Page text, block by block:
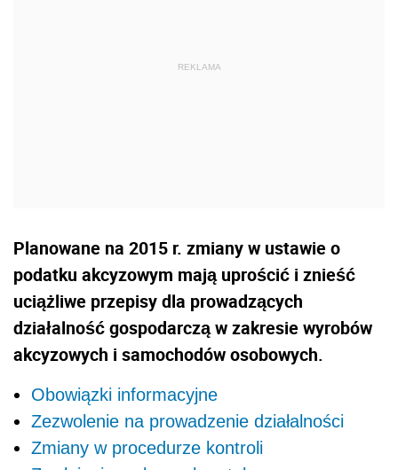
Planowane na 2015 r. zmiany w ustawie o
podatku akcyzowym mają uprościć i znieść
uciążliwe przepisy dla prowadzących
działalność gospodarczą w zakresie wyrobów
akcyzowych i samochodów osobowych.
Obowiązki informacyjne
Zezwolenie na prowadzenie działalności
Zmiany w procedurze kontroli